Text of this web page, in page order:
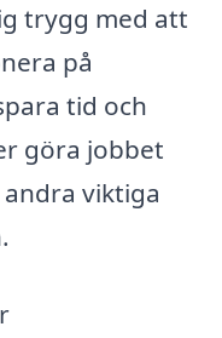
trygg med att
på
tid och
göra jobbet
viktiga